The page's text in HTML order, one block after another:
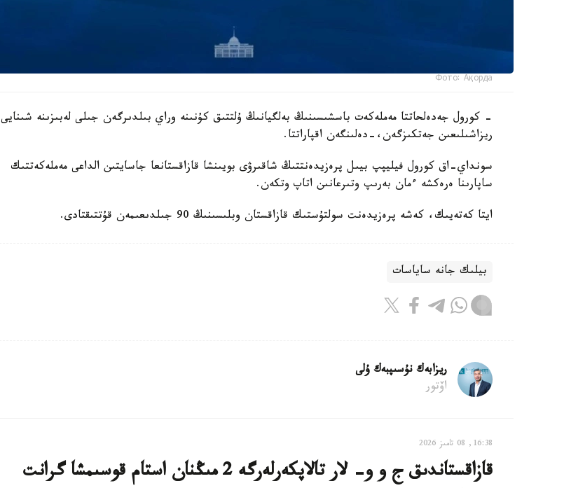
Фото: Ақорда
- كورول جەدەلحاتتا مەملەكەت باسشىسىنىڭ بەلگيانىڭ ۇلتتىق كۇنىنە وراي بىلدىرگەن جىلى لەبىزىنە شىنايى
ريزاشىلىعىن جەتكىزگەن،-دەلىنگەن اقپاراتتا.
سونداي-اق كورول فيليپپ بيىل پرەزيدەنتتىڭ شاقىرۋى بويىنشا قازاقستانعا جاسايتىن الداعى مەملەكەتتىك
ساپارىنا ەرەكشە ءمان بەرىپ وتىرعانىن اتاپ وتكەن.
ايتا كەتەيىك، كەشە پرەزيدەنت سولتۇستىك قازاقستان وبلىسىنىڭ 90 جىلدىعىمەن قۇتتىقتادى.
بيلىك جانە ساياسات
ريزابەك نۇسىپبەك ۇلى
اۆتور
16:38, 08 تامىز 2026
قازاقستاندىق ج و و- لار تالاپكەرلەرگە 2 مىڭنان استام قوسىمشا گرانت